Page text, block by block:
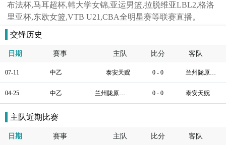
布法杯,马耳超杯,韩大学女锦,亚运男篮,拉脱维亚LBL2,格洛
里亚杯,东欧女篮,VTB U21,CBA全明星赛等联赛直播。
交锋历史
日期 賽事 主队 比分 客队
07-11 中乙 泰安天贶 0 - 0 兰州陇原竞技
04-25 中乙 兰州陇原竞技 0 - 0 泰安天贶
主队近期比赛
日期 賽事 主队 比分 客队